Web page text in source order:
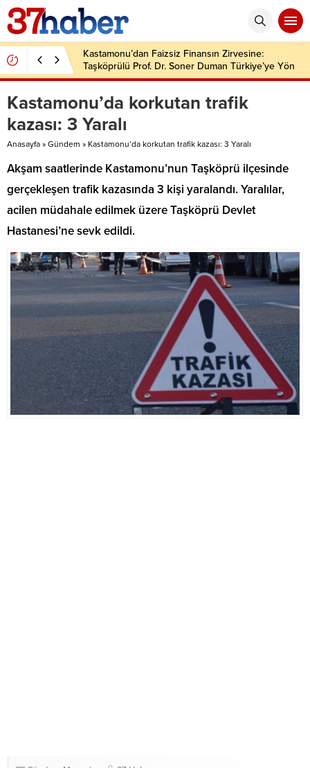
Kastamonu’dan Faizsiz Finansın Zirvesine:
Taşköprülü Prof. Dr. Soner Duman Türkiye’ye Yön
Veriyor
Kastamonu’da korkutan trafik
kazası: 3 Yaralı
Anasayfa » Gündem » Kastamonu’da korkutan trafik kazası: 3 Yaralı
Akşam saatlerinde Kastamonu’nun Taşköprü ilçesinde
gerçekleşen trafik kazasında 3 kişi yaralandı. Yaralılar,
acilen müdahale edilmek üzere Taşköprü Devlet
Hastanesi’ne sevk edildi.